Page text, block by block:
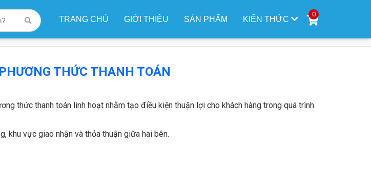
TRANG CHỦ GIỚI THIỆU SẢN PHẨM KIẾN THỨC
0
THỨC THANH TOÁN
thức thanh toán linh hoạt nhằm tạo điều kiện thuận lợi cho khách hàng trong quá trình
khu vực giao nhận và thỏa thuận giữa hai bên.